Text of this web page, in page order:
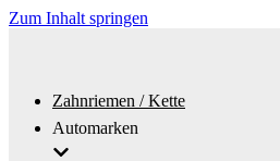
Zum Inhalt springen
Zahnriemen / Kette
Automarken